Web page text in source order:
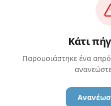
Κάτι
Παρουσιάστηκε ένα